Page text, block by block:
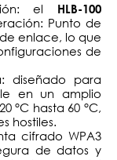
el HLB-100
Punto de
enlace, lo que
de
diseñado para
en un amplio
°C hasta 60 °C,
hostiles.
cifrado WPA3
de datos y